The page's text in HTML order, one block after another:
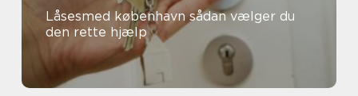
Låsesmed københavn sådan vælger du
den rette hjælp